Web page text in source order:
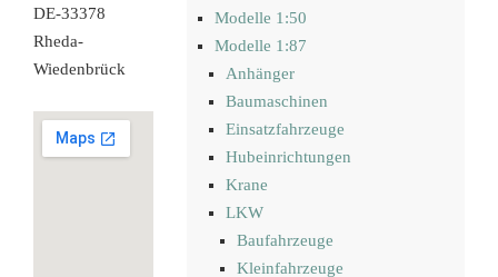
DE-33378
Rheda-
Wiedenbrück
Modelle 1:50
Modelle 1:87
Anhänger
Baumaschinen
Einsatzfahrzeuge
Hubeinrichtungen
Krane
LKW
Baufahrzeuge
Kleinfahrzeuge